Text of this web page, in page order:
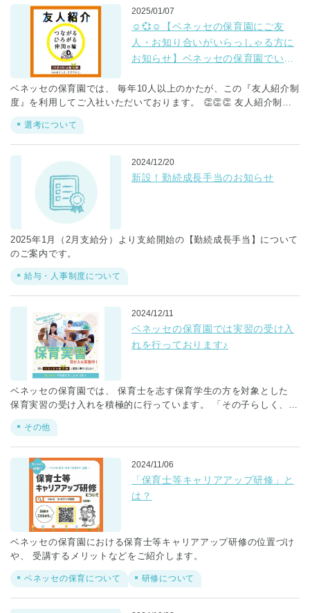
ん。 保護者のかたも、変化の激しい時代において、自分の子育てに
自信がもてないという声も多く耳にします。 そこで、これからの未
来を生きていくうえで、乳幼児期に必要な経験について 東京大学名
誉教授・白梅学園大学名誉学長の汐見稔幸先生にうかがいました。
2025/01/07
☺💞☺【ベネッセの保育園にご友
人・お知り合いがいらっしゃる方に
お知らせ】ベネッセの保育園でいっ
ベネッセの保育園では、 毎年10人以上のかたが、この『友人紹介制
度』を利用してご入社いただいております。 👏👏👏 友人紹介制度
のよいところは・・・ ①ご友人が実際に働いているので職場環境が
事前にわかり安心！ ②ご友人とご応募いただいたかたに謝礼をお送
りします！ ＜謝礼について＞ ●説明会にご参加いただくと・・・
応募者とご友人、1,000円 ​ ●面接にご参加いただくと・・・ 応募者
とご友人、3,000円 ベネッセの保育園にご入社されるかたに共通し
ているのは 「こども主体の保育に共感」 「保育士として成長でき
る環境」の2点になります。 同じ想いを持たれている仲間といっし
ょに働いてみませんか？
選考について
2024/12/20
新設！勤続成長手当のお知らせ
2025年1月（2月支給分）より支給開始の【勤続成長手当】について
のご案内です。
給与・人事制度について
2024/12/11
ベネッセの保育園では実習の受け入
れを行っております♪
ベネッセの保育園では、 保育士を志す保育学生の方を対象とした
保育実習の受け入れを積極的に行っています。 「その子らしく、伸
びていく。」という 保育理念のもと、こどもひとりひとりの個性を
大切にし、 よりよく生きる力（Benesse）の基礎を育む保育を行っ
ているベネッセの保育園で、 ぜひ皆さんの理想の保育やなりたい保
育士の姿を見つけてください！ 実習をとおして、ベネッセの保育が
楽しいと感じてもらえたら嬉しいです。
その他
2024/11/06
「保育士等キャリアアップ研修」と
は？
ベネッセの保育園における保育士等キャリアアップ研修の位置づけ
や、 受講するメリットなどをご紹介します。
ベネッセの保育について 研修について